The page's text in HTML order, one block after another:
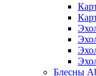
Блесны